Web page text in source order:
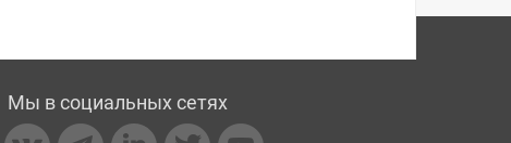
Мы в социальных сетях